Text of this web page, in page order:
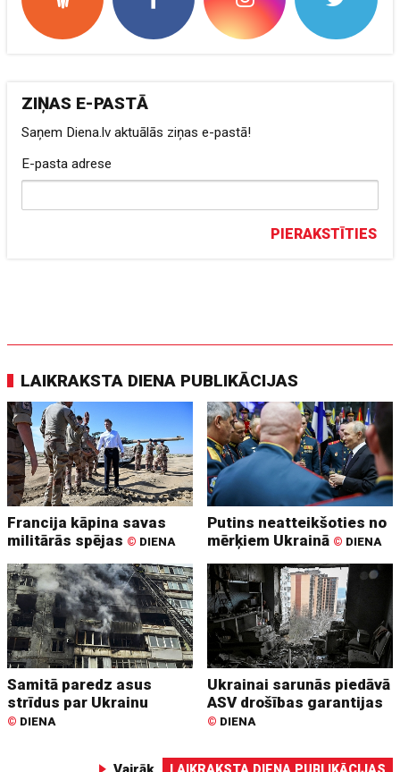
ZIŅAS E-PASTĀ
Saņem Diena.lv aktuālās ziņas e-pastā!
E-pasta adrese
PIERAKSTĪTIES
LAIKRAKSTA DIENA PUBLIKĀCIJAS
Francija kāpina savas
militārās spējas © DIENA
Putins neatteikšoties no
mērķiem Ukrainā © DIENA
Samitā paredz asus
strīdus par Ukrainu
© DIENA
Ukrainai sarunās piedāvā
ASV drošības garantijas
© DIENA